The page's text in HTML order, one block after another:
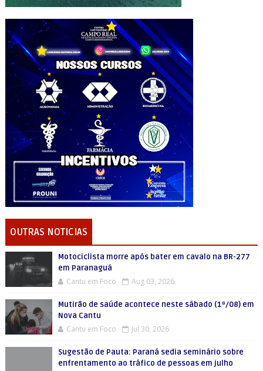
OUTRAS NOTICIAS
Motociclista morre após bater em cavalo na BR-277
em Paranaguá
Cantu em Foco Aug 03, 2026
Mutirão de saúde acontece neste sábado (1º/08) em
Nova Cantu
Cantu em Foco Jul 30, 2026
Sugestão de Pauta: Paraná sedia seminário sobre
enfrentamento ao tráfico de pessoas em julho